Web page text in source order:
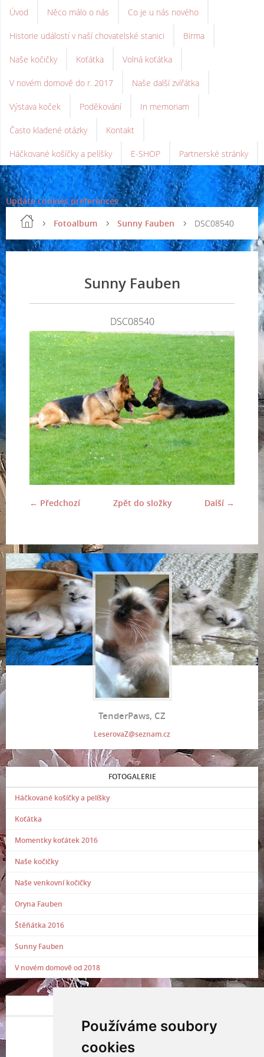
Používáme soubory
cookies
Úvod Něco málo o nás Co je u nás nového
Historie událostí v naší chovatelské stanici Birma
Naše kočičky Koťátka Volná koťátka
V novém domově do r. 2017 Naše další zvířátka
Výstava koček Poděkování In memoriam
Často kladené otázky Kontakt
Háčkované košíčky a pelíšky E-SHOP Partnerské stránky
Update cookies preferences
Fotoalbum
Sunny Fauben DSC08540
Sunny Fauben
DSC08540
← Předchozí Další →
Zpět do složky
TenderPaws, CZ
LeserovaZ@seznam.cz
FOTOGALERIE
Háčkované košíčky a pelíšky
Koťátka
Momentky koťátek 2016
Naše kočičky
Naše venkovní kočičky
Oryna Fauben
Štěňátka 2016
Sunny Fauben
V novém domově od 2018